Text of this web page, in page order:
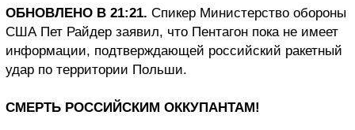
ОБНОВЛЕНО В 21:21. Спикер Министерство обороны
США Пет Райдер заявил, что Пентагон пока не имеет
информации, подтверждающей российский ракетный
удар по территории Польши.
СМЕРТЬ РОССИЙСКИМ ОККУПАНТАМ!